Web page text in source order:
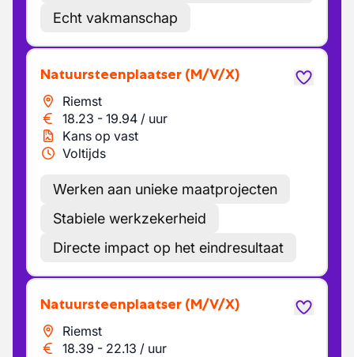
Echt vakmanschap
Natuursteenplaatser (M/V/X)
Riemst
18.23 - 19.94 / uur
Kans op vast
Voltijds
Werken aan unieke maatprojecten
Stabiele werkzekerheid
Directe impact op het eindresultaat
Natuursteenplaatser (M/V/X)
Riemst
18.39 - 22.13 / uur